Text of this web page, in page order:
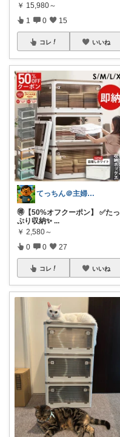
￥ 15,980～
1 0 15
コレ いいね
てっちん＠主婦ラクグッズ中心✨
🉐【50%オフクーポン】 ✅たっ
ぷり収納✨ ...
￥ 2,580～
0 0 27
コレ いいね